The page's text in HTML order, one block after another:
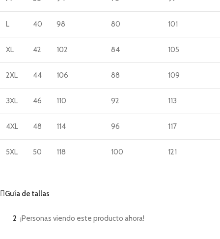
L 40 98 80 101
XL 42 102 84 105
2XL 44 106 88 109
3XL 46 110 92 113
4XL 48 114 96 117
5XL 50 118 100 121
Guía de tallas
2 ¡Personas viendo este producto ahora!